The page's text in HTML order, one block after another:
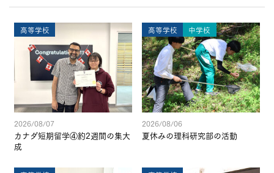
高等学校
2026/08/07
カナダ短期留学④約2週間の集大
成
高等学校 中学校
2026/08/06
夏休みの理科研究部の活動